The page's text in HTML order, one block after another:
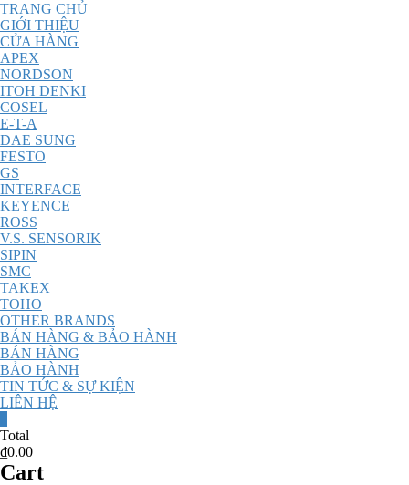
TRANG CHỦ
GIỚI THIỆU
CỬA HÀNG
APEX
NORDSON
ITOH DENKI
COSEL
E-T-A
DAE SUNG
FESTO
GS
INTERFACE
KEYENCE
ROSS
V.S. SENSORIK
SIPIN
SMC
TAKEX
TOHO
OTHER BRANDS
BÁN HÀNG & BẢO HÀNH
BÁN HÀNG
BẢO HÀNH
TIN TỨC & SỰ KIỆN
LIÊN HỆ
Total
₫0.00
Cart